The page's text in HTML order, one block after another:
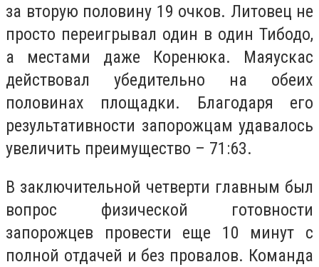
за вторую половину 19 очков. Литовец не
просто переигрывал один в один Тибодо,
а местами даже Коренюка. Маяускас
действовал убедительно на обеих
половинах площадки. Благодаря его
результативности запорожцам удавалось
увеличить преимущество – 71:63.
В заключительной четверти главным был
вопрос физической готовности
запорожцев провести еще 10 минут с
полной отдачей и без провалов. Команда